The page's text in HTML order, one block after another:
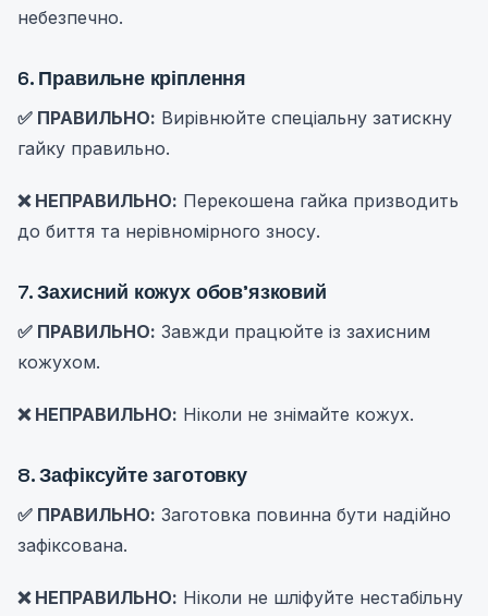
небезпечно.
6. Правильне кріплення
✅ ПРАВИЛЬНО: Вирівнюйте спеціальну затискну
гайку правильно.
❌ НЕПРАВИЛЬНО: Перекошена гайка призводить
до биття та нерівномірного зносу.
7. Захисний кожух обов'язковий
✅ ПРАВИЛЬНО: Завжди працюйте із захисним
кожухом.
❌ НЕПРАВИЛЬНО: Ніколи не знімайте кожух.
8. Зафіксуйте заготовку
✅ ПРАВИЛЬНО: Заготовка повинна бути надійно
зафіксована.
❌ НЕПРАВИЛЬНО: Ніколи не шліфуйте нестабільну